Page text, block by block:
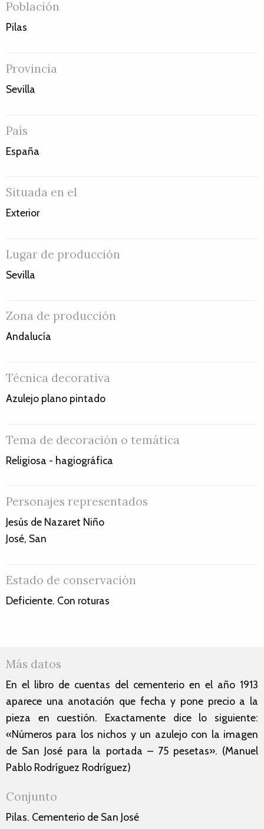
Población
Pilas
Provincia
Sevilla
País
España
Situada en el
Exterior
Lugar de producción
Sevilla
Zona de producción
Andalucía
Técnica decorativa
Azulejo plano pintado
Tema de decoración o temática
Religiosa - hagiográfica
Personajes representados
Jesús de Nazaret Niño
José, San
Estado de conservación
Deficiente. Con roturas
Más datos
En el libro de cuentas del cementerio en el año 1913
aparece una anotación que fecha y pone precio a la
pieza en cuestión. Exactamente dice lo siguiente:
«Números para los nichos y un azulejo con la imagen
de San José para la portada – 75 pesetas». (Manuel
Pablo Rodríguez Rodríguez)
Conjunto
Pilas. Cementerio de San José